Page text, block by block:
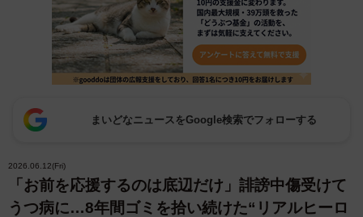
まいどなニュースをGoogle検索でフォローする
2026.06.12(Fri)
「お前を応援するのは底辺だけ」誹謗中傷受けて
うつ病に…8年間ゴミを拾い続けた“リアルヒーロ